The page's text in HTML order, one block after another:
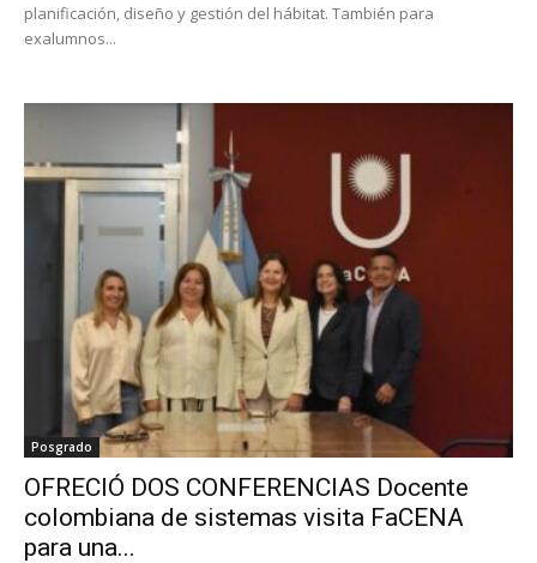
planificación, diseño y gestión del hábitat. También para
exalumnos...
Posgrado
OFRECIÓ DOS CONFERENCIAS Docente
colombiana de sistemas visita FaCENA
para una...